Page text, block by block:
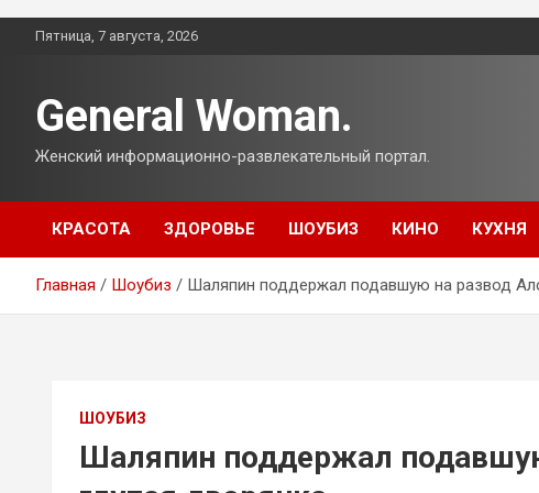
ПерейтиПятница, 7 августа, 2026
General Woman.
Женский информационно-развлекательный портал.
КРАСОТА ЗДОРОВЬЕ ШОУБИЗ КИНО КУХНЯ
Главная Шоубиз Шаляпин поддержал подавшую на развод
ШОУБИЗ
Шаляпин поддержал